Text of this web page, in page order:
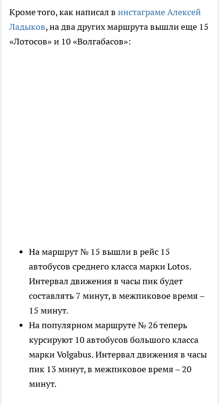
Кроме того, как написал в инстаграме Алексей
Ладыков, на два других маршрута вышли еще 15
«Лотосов» и 10 «Волгабасов»:
На маршрут № 15 вышли в рейс 15
автобусов среднего класса марки Lotos.
Интервал движения в часы пик будет
составлять 7 минут, в межпиковое время –
15 минут.
На популярном маршруте № 26 теперь
курсируют 10 автобусов большого класса
марки Volgabus. Интервал движения в часы
пик 13 минут, в межпиковое время – 20
минут.